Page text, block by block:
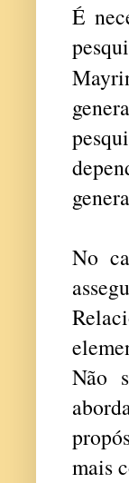
É
No
Não
mais